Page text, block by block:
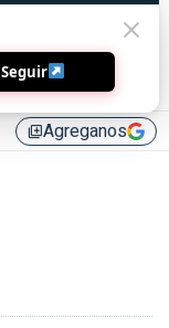
library_addAgreganos
Seguir